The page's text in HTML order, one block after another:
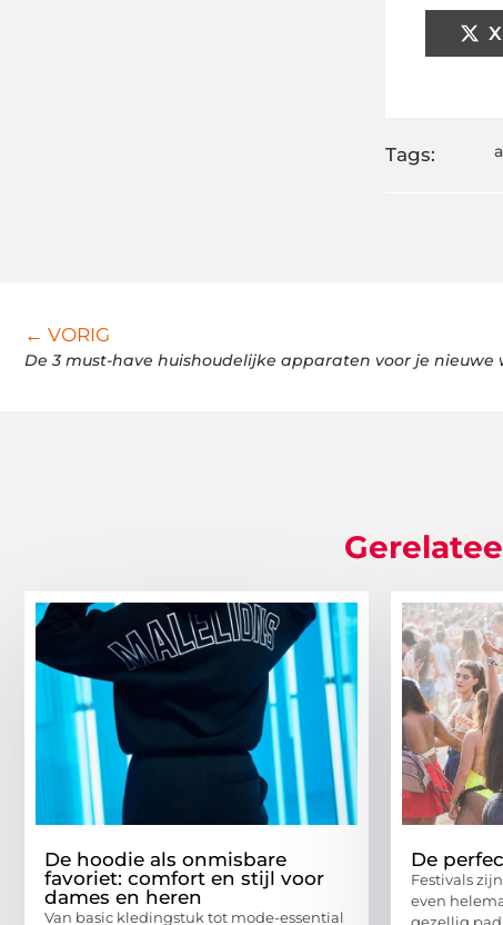
Tags:
← VORIG
De 3 must-have huishoudelijke apparaten voor je nieuwe
De hoodie als onmisbare
favoriet: comfort en stijl voor
dames en heren
Van basic kledingstuk tot mode-essential
De
Festivals
even
gezellig